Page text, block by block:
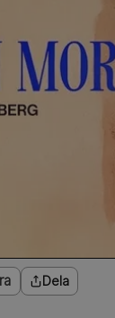
Dela